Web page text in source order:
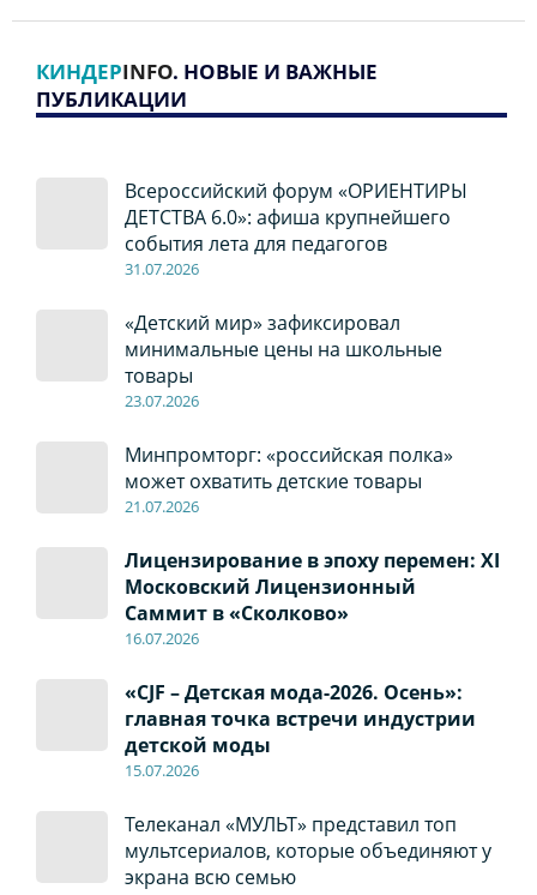
КИНДЕРINFO. НОВЫЕ И ВАЖНЫЕ
ПУБЛИКАЦИИ
Всероссийский форум «ОРИЕНТИРЫ
ДЕТСТВА 6.0»: афиша крупнейшего
события лета для педагогов
31.07.2026
«Детский мир» зафиксировал
минимальные цены на школьные
товары
23.07.2026
Минпромторг: «российская полка»
может охватить детские товары
21.07.2026
Лицензирование в эпоху перемен: XI
Московский Лицензионный
Саммит в «Сколково»
16.07.2026
«CJF – Детская мода-2026. Осень»:
главная точка встречи индустрии
детской моды
15.07.2026
Телеканал «МУЛЬТ» представил топ
мультсериалов, которые объединяют у
экрана всю семью